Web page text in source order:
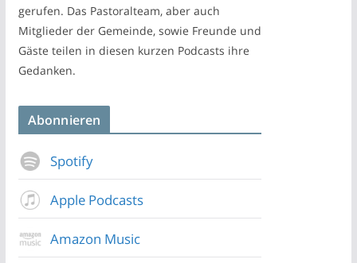
gerufen. Das Pastoralteam, aber auch
Mitglieder der Gemeinde, sowie Freunde und
Gäste teilen in diesen kurzen Podcasts ihre
Gedanken.
Abonnieren
Spotify
Apple Podcasts
Amazon Music